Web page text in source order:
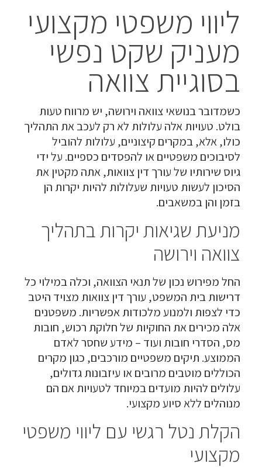
ליווי משפטי מקצועי
מעניק שקט נפשי
בסוגיית צוואה
כשמדובר בנושאי צוואה וירושה, יש מרווח טעות
בולט. טעויות אלה עלולות לא רק לעכב את התהליך
כולו, אלא, במקרים קיצוניים, עלולות להוביל
לסיבוכים משפטיים או להפסדים כספיים. על ידי
גיוס שירותיו של עורך דין צוואות, אתה מקטין את
הסיכון לעשות טעויות שעלולות להיות יקרות הן
בזמן והן במשאבים.
מניעת שגיאות יקרות בתהליך
צוואה וירושה
החל מפירוש נכון של תנאי הצוואה, וכלה במילוי כל
דרישות בית המשפט, עורך דין צוואות מצויד היטב
כדי לצפות ולמנוע מלכודות אפשריות. משפטנים
אלה מכירים את החוקיות של חלוקת רכוש, חובות
מס, הסדרי חובות ועוד – מידע שחסר לאדם
הממוצע. תיקים משפטיים מורכבים, כגון מקרים
הכוללים מוטבים מרובים או עיזבונות גדולים,
עלולים להיות מועדים במיוחד לטעויות אם הם
מנוהלים ללא סיוע מקצועי.
הקלת נטל רגשי עם ליווי משפטי
מקצועי